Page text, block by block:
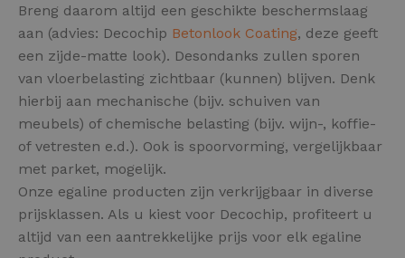
Breng daarom altijd een geschikte beschermslaag
aan (advies: Decochip Betonlook Coating, deze geeft
een zijde-matte look). Desondanks zullen sporen
van vloerbelasting zichtbaar (kunnen) blijven. Denk
hierbij aan mechanische (bijv. schuiven van
meubels) of chemische belasting (bijv. wijn-, koffie-
of vetresten e.d.). Ook is spoorvorming, vergelijkbaar
met parket, mogelijk.
Onze egaline producten zijn verkrijgbaar in diverse
prijsklassen. Als u kiest voor Decochip, profiteert u
altijd van een aantrekkelijke prijs voor elk egaline